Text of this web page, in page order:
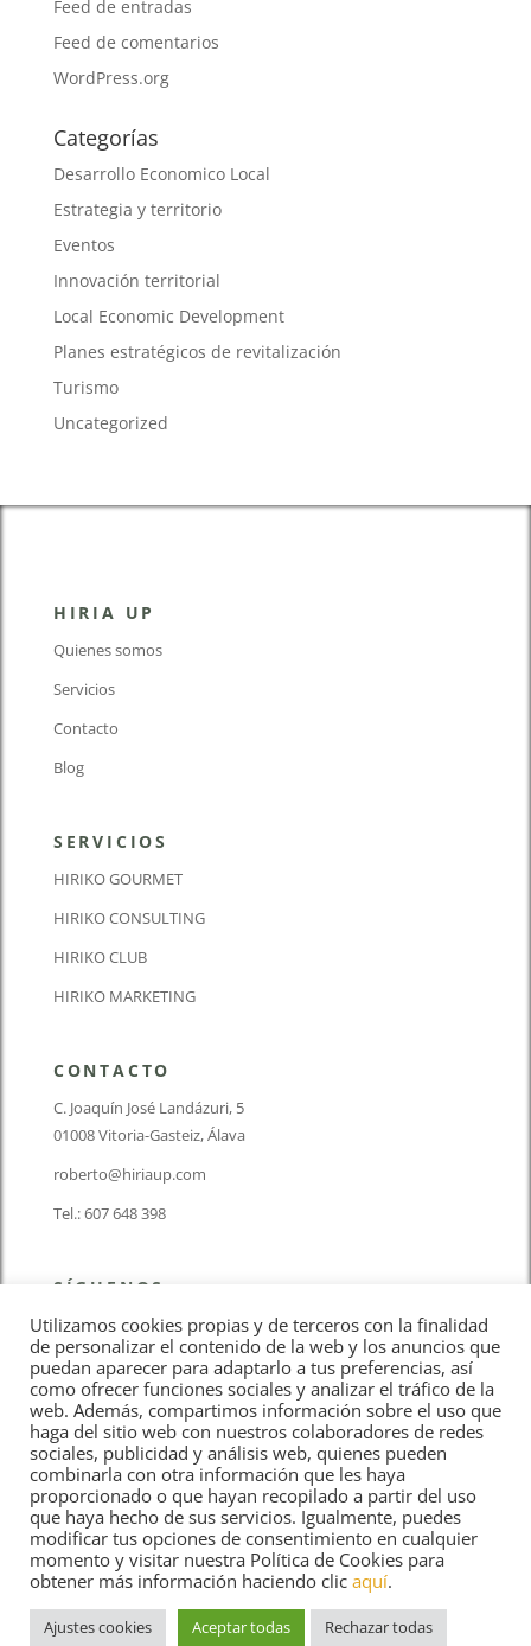
Feed de entradas
Feed de comentarios
WordPress.org
Categorías
Desarrollo Economico Local
Estrategia y territorio
Eventos
Innovación territorial
Local Economic Development
Planes estratégicos de revitalización
Turismo
Uncategorized
HIRIA UP
Quienes somos
Servicios
Contacto
Blog
SERVICIOS
HIRIKO GOURMET
HIRIKO CONSULTING
HIRIKO CLUB
HIRIKO MARKETING
CONTACTO
C. Joaquín José Landázuri, 5
01008 Vitoria-Gasteiz, Álava
roberto@hiriaup.com
Tel.: 607 648 398
SÍGUENOS
Aviso Legal
Política de cookies
Política de privacidad
Copyright ©2023. Todos los derechos reservados.
Utilizamos cookies propias y de terceros con la finalidad
de personalizar el contenido de la web y los anuncios que
puedan aparecer para adaptarlo a tus preferencias, así
como ofrecer funciones sociales y analizar el tráfico de la
web. Además, compartimos información sobre el uso que
haga del sitio web con nuestros colaboradores de redes
sociales, publicidad y análisis web, quienes pueden
combinarla con otra información que les haya
proporcionado o que hayan recopilado a partir del uso
que haya hecho de sus servicios. Igualmente, puedes
modificar tus opciones de consentimiento en cualquier
momento y visitar nuestra Política de Cookies para
obtener más información haciendo clic aquí.
Ajustes cookies Aceptar todas Rechazar todas